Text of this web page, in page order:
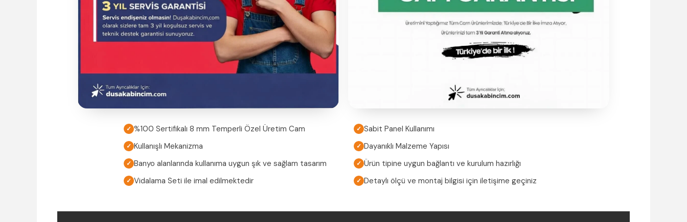
✓ %100 Sertifikalı 8 mm Temperli Özel Üretim Cam ✓ Sabit Panel Kullanımı
✓ Kullanışlı Mekanizma ✓ Dayanıklı Malzeme Yapısı
✓ Banyo alanlarında kullanıma uygun şık ve sağlam tasarım ✓ Ürün tipine uygun bağlantı ve kurulum hazırlığı
✓ Vidalama Seti ile imal edilmektedir ✓ Detaylı ölçü ve montaj bilgisi için iletişime geçiniz